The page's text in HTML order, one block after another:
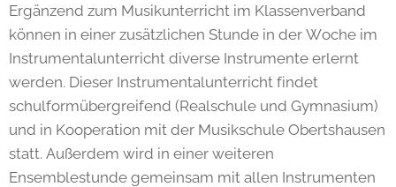
Ergänzend zum Musikunterricht im Klassenverband
können in einer zusätzlichen Stunde in der Woche im
Instrumentalunterricht diverse Instrumente erlernt
werden. Dieser Instrumentalunterricht findet
schulformübergreifend (Realschule und Gymnasium)
und in Kooperation mit der Musikschule Obertshausen
statt. Außerdem wird in einer weiteren
Ensemblestunde gemeinsam mit allen Instrumenten